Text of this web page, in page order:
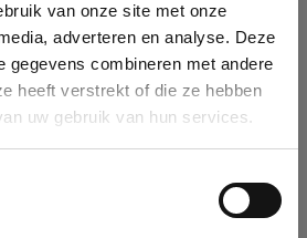
van onze site met onze
adverteren en analyse. Deze
gegevens combineren met andere
heeft verstrekt of die ze hebben
uw gebruik van hun services.
company details
in our database by name, VAT or
is selected it will auto-complete the
company in our database, you can create